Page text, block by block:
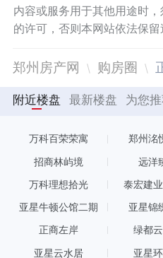
内容或服务用于其他用途时
的许可，否则本网站依法保留
郑州房产网 购房圈
附近楼盘 最新楼盘 为您
万科百荣荣寓 郑州洺
招商林屿境 远洋
万科理想拾光 泰宏建
亚星牛顿公馆二期 亚星锦
正商左岸 绿都
亚星云水居 亚星